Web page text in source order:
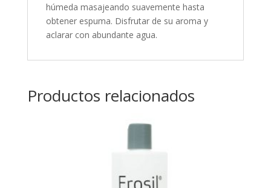
húmeda masajeando suavemente hasta
obtener espuma. Disfrutar de su aroma y
aclarar con abundante agua.
Productos relacionados